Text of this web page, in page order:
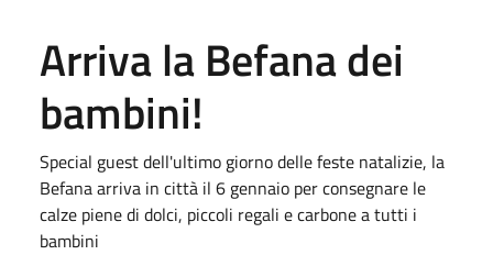
Arriva la Befana dei
bambini!
Special guest dell'ultimo giorno delle feste natalizie, la
Befana arriva in città il 6 gennaio per consegnare le
calze piene di dolci, piccoli regali e carbone a tutti i
bambini